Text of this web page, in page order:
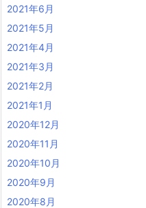
2021年6月
2021年5月
2021年4月
2021年3月
2021年2月
2021年1月
2020年12月
2020年11月
2020年10月
2020年9月
2020年8月